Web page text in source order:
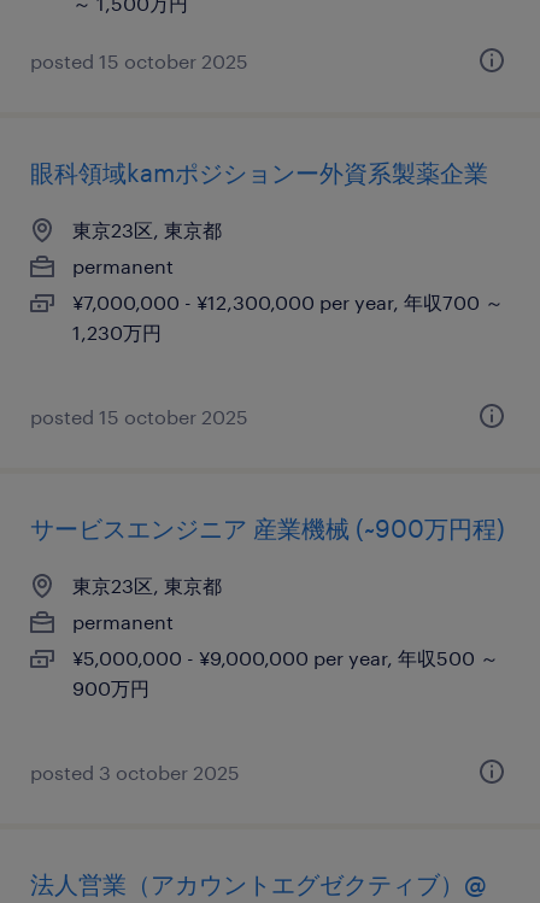
posted 15 october 2025
眼科領域kamポジションー外資系製薬企業
東京23区, 東京都
permanent
¥7,000,000 - ¥12,300,000 per year, 年収700 ～
1,230万円
posted 15 october 2025
サービスエンジニア 産業機械 (~900万円程)
東京23区, 東京都
permanent
¥5,000,000 - ¥9,000,000 per year, 年収500 ～
900万円
posted 3 october 2025
法人営業（アカウントエグゼクティブ）@